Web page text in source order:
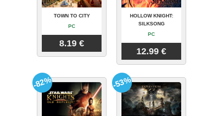
TOWN TO CITY
PC
8.19 €
HOLLOW KNIGHT:
SILKSONG
PC
12.99 €
-82% -53%